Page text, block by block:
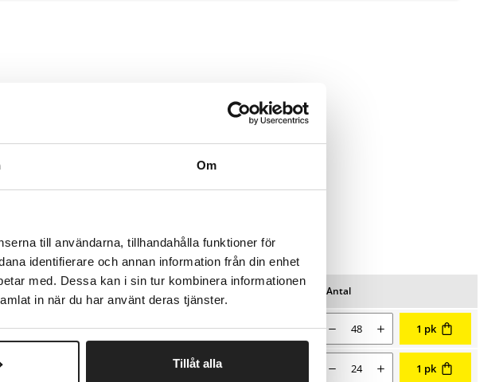
Om
till användarna, tillhandahålla funktioner för
identifierare och annan information från din enhet
med. Dessa kan i sin tur kombinera informationen
in när du har använt deras tjänster.
Tillåt alla
Nulstil
Nulstil
FavoritterAntal
48 Nuværende salgspris 0,65 kr
0,65 Antal 1 pk
Nuværende salgspris 0,83 kr
0,83 Antal 1 pk